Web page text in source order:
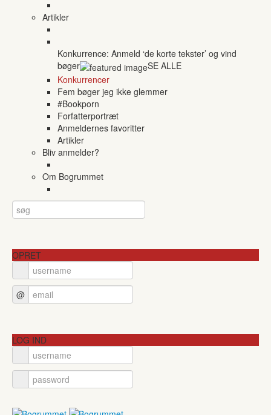
Artikler
Konkurrence: Anmeld ‘de korte tekster’ og vind
bøger
SE ALLE
Konkurrencer
Fem bøger jeg ikke glemmer
#Bookporn
Forfatterportræt
Anmeldernes favoritter
Artikler
Bliv anmelder?
Om Bogrummet
OPRET
@
LOG IND